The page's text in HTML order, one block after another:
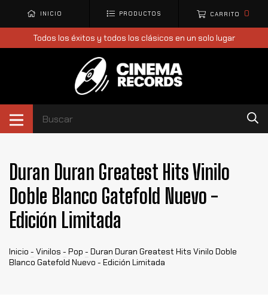
INICIO PRODUCTOS CARRITO 0
Todos los éxitos y todos los clásicos en un solo lugar
Duran Duran Greatest Hits Vinilo
Doble Blanco Gatefold Nuevo -
Edición Limitada
Inicio - Vinilos - Pop - Duran Duran Greatest Hits Vinilo Doble
Blanco Gatefold Nuevo - Edición Limitada